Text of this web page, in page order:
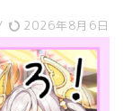
2026年8月6日